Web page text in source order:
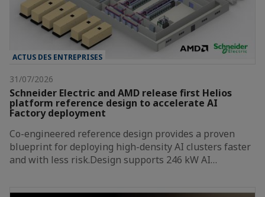
ACTUS DES ENTREPRISES
31/07/2026
Schneider Electric and AMD release first Helios
platform reference design to accelerate AI
Factory deployment
Co-engineered reference design provides a proven
blueprint for deploying high-density AI clusters faster
and with less risk.Design supports 246 kW AI…